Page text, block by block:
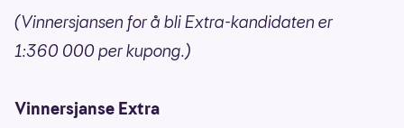
(Vinnersjansen for å bli Extra-kandidaten er
1:360 000 per kupong.)
Vinnersjanse Extra